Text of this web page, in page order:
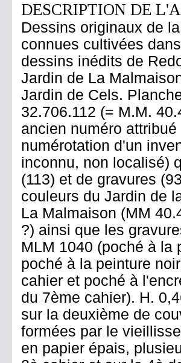
DESCRIPTION DE
Dessins originaux de
connues cultivées
dessins inédits de
Jardin de La
Jardin de Cels.
32.706.112 (= M.M.
ancien numéro
numérotation d'un
inconnu, non localisé)
(113) et de gravures
couleurs du Jardin de
La Malmaison (MM
?) ainsi que les
MLM 1040 (poché à la
poché à la peinture
cahier et poché à
du 7ème cahier). H.
sur la deuxième de
formées par le
en papier épais,